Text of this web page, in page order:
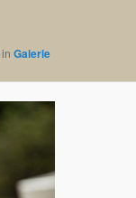
inGalerie